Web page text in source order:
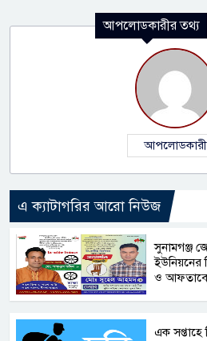
আপলোডকারীর তথ্য
এ ক্যাটাগরির আরো নিউজ
সুনামগঞ্জ
ইউনিয়নের
ও
এক সপ্তাহে